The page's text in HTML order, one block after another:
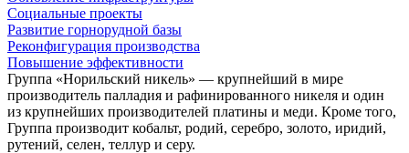
Социальные проекты
Развитие горнорудной базы
Реконфигурация производства
Повышение эффективности
Группа «Норильский никель» — крупнейший в мире
производитель палладия и рафинированного никеля и один
из крупнейших производителей платины и меди. Кроме того,
Группа производит кобальт, родий, серебро, золото, иридий,
рутений, селен, теллур и серу.